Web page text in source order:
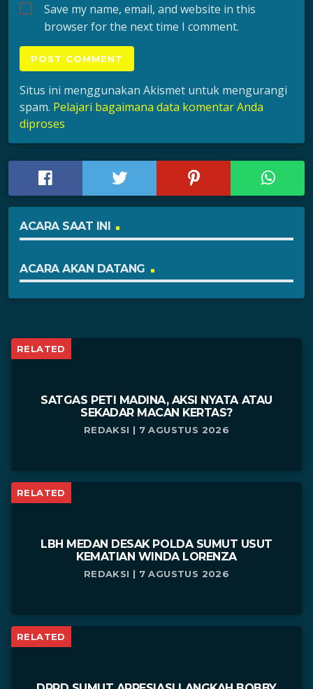
Save my name, email, and website in this
browser for the next time I comment.
Situs ini menggunakan Akismet untuk mengurangi
spam. Pelajari bagaimana data komentar Anda
diproses
ACARA SAAT INI
ACARA AKAN DATANG
RELATED
SATGAS PETI MADINA, AKSI NYATA ATAU
SEKADAR MACAN KERTAS?
REDAKSI | 7 AGUSTUS 2026
RELATED
LBH MEDAN DESAK POLDA SUMUT USUT
KEMATIAN WINDA LORENZA
REDAKSI | 7 AGUSTUS 2026
RELATED